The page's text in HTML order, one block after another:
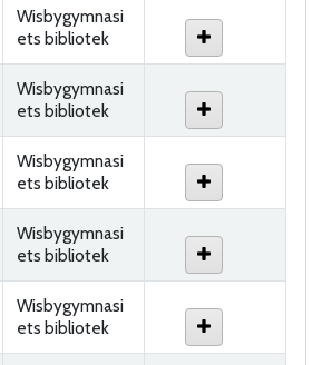
Wisbygymnasi
ets bibliotek
Wisbygymnasi
ets bibliotek
Wisbygymnasi
ets bibliotek
Wisbygymnasi
ets bibliotek
Wisbygymnasi
ets bibliotek